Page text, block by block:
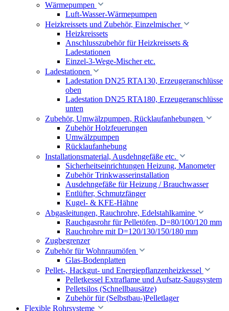
Wärmepumpen
Luft-Wasser-Wärmepumpen
Heizkreissets und Zubehör, Einzelmischer
Heizkreissets
Anschlusszubehör für Heizkreissets &
Ladestationen
Einzel-3-Wege-Mischer etc.
Ladestationen
Ladestation DN25 RTA130, Erzeugeranschlüsse
oben
Ladestation DN25 RTA180, Erzeugeranschlüsse
unten
Zubehör, Umwälzpumpen, Rücklaufanhebungen
Zubehör Holzfeuerungen
Umwälzpumpen
Rücklaufanhebung
Installationsmaterial, Ausdehngefäße etc.
Sicherheitseinrichtungen Heizung, Manometer
Zubehör Trinkwasserinstallation
Ausdehngefäße für Heizung / Brauchwasser
Entlüfter, Schmutzfänger
Kugel- & KFE-Hähne
Abgasleitungen, Rauchrohre, Edelstahlkamine
Rauchgasrohr für Pelletöfen, D=80/100/120 mm
Rauchrohre mit D=120/130/150/180 mm
Zugbegrenzer
Zubehör für Wohnraumöfen
Glas-Bodenplatten
Pellet-, Hackgut- und Energiepflanzenheizkessel
Pelletkessel Extraflame und Aufsatz-Saugsystem
Pelletsilos (Schnellbausätze)
Zubehör für (Selbstbau-)Pelletlager
Flexible Rohrsysteme